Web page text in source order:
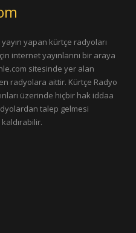
yapan kürtçe radyoları
internet yayınlarını bir araya
sitesinde yer alan
radyolara aittir. Kürtçe Radyo
üzerinde hiçbir hak iddaa
talep gelmesi